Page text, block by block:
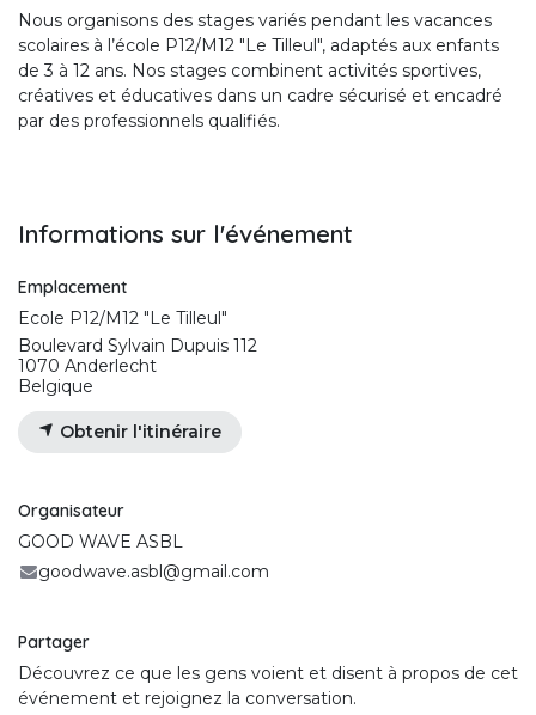
Nous organisons des stages variés pendant les vacances
scolaires à l’école P12/M12 "Le Tilleul", adaptés aux enfants
de 3 à 12 ans. Nos stages combinent activités sportives,
créatives et éducatives dans un cadre sécurisé et encadré
par des professionnels qualifiés.
Informations sur l'événement
Emplacement
Ecole P12/M12 "Le Tilleul"
Boulevard Sylvain Dupuis 112
1070 Anderlecht
Belgique
Obtenir l'itinéraire
Organisateur
GOOD WAVE ASBL
goodwave.asbl@gmail.com
Partager
Découvrez ce que les gens voient et disent à propos de cet
événement et rejoignez la conversation.